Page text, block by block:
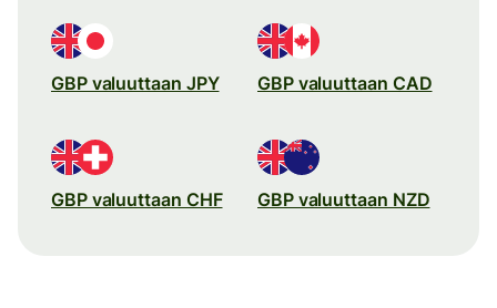
GBP valuuttaan JPY GBP valuuttaan CAD
GBP valuuttaan CHF GBP valuuttaan NZD